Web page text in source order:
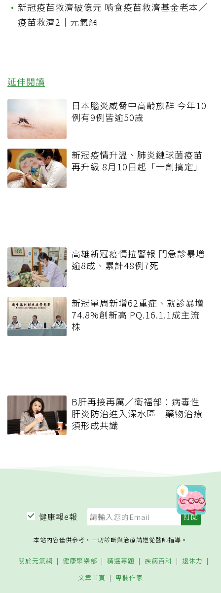
• 新冠疫苗救濟破億元 啃食疫苗救濟基金老本／
疫苗救濟2｜元氣網
延伸閱讀
日本腦炎威脅中高齡族群 今年10
例有9例皆逾50歲
新冠疫情升溫、肺炎鏈球菌疫苗
再升級 8月10日起「一劑搞定」
高雄新冠疫情拉警報 門急診暴增
逾8成、累計48例7死
新冠單周新增62重症、就診暴增
74.8%創新高 PQ.16.1.1成主流
株
B肝再接再厲／衛福部：病毒性
肝炎防治進入深水區 藥物治療
須形成共識
健康報e報
本站內容僅供參考，一切診斷與治療請遵從醫師指導。
關於元氣網 健康聚樂部 精選專題 疾病百科
退休力
文章首頁
專欄作家